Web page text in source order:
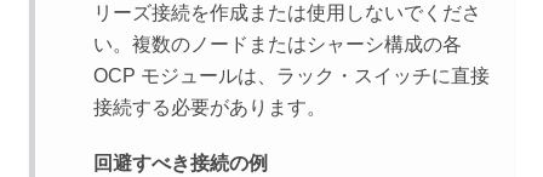
リーズ接続を作成または使用しないでくださ
い。複数のノードまたはシャーシ構成の各
OCP モジュールは、ラック・スイッチに直接
接続する必要があります。
回避すべき接続の例